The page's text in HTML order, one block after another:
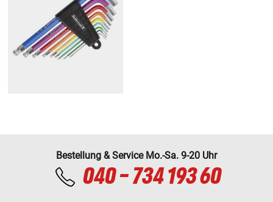
Bestellung & Service Mo.-Sa. 9-20 Uhr
040 - 734 193 60